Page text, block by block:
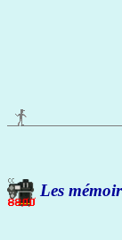
Les